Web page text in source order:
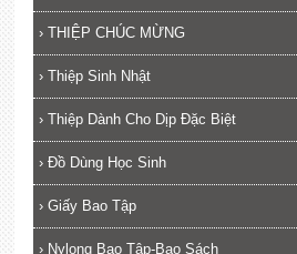
› THIỆP CHÚC MỪNG
› Thiệp Sinh Nhật
› Thiệp Dành Cho Dịp Đặc Biệt
› Đồ Dùng Học Sinh
› Giấy Bao Tập
› Nylong Bao Tập-Bao Sách